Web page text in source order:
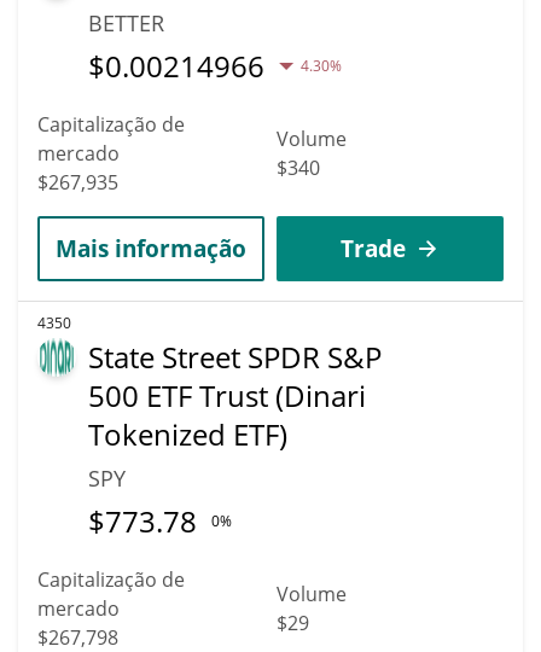
BETTER
$0.00214966 4.30%
Capitalização de
mercado
$267,935
Volume
$340
Mais informação Trade
4350
State Street SPDR S&P
500 ETF Trust (Dinari
Tokenized ETF)
SPY
$773.78 0%
Capitalização de
mercado
$267,798
Volume
$29